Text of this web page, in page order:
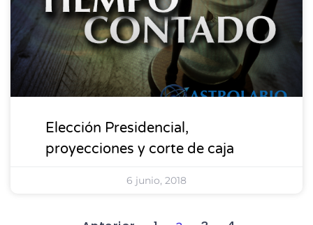
Elección Presidencial,
proyecciones y corte de caja
6 junio, 2018